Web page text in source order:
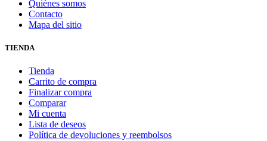
Quiénes somos
Contacto
Mapa del sitio
TIENDA
Tienda
Carrito de compra
Finalizar compra
Comparar
Mi cuenta
Lista de deseos
Política de devoluciones y reembolsos